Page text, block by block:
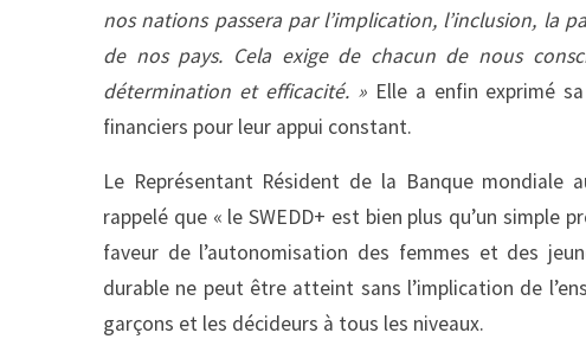
nos nations passera par l’implication, l’inclusion, la
de nos pays. Cela exige de chacun de nous
détermination et efficacité. »Elle a enfin exprimé
financiers pour leur appui constant.
Le Représentant Résident de la Banque mondiale
rappelé que « le SWEDD+ est bien plus qu’un simple
faveur de l’autonomisation des femmes et des
durable ne peut être atteint sans l’implication de
garçons et les décideurs à tous les niveaux.